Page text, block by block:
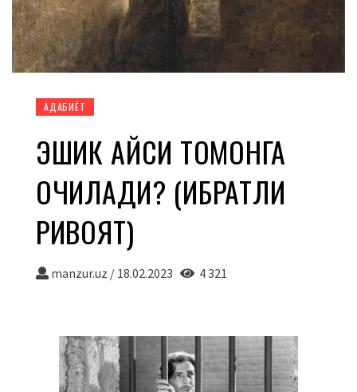
АДАБИЁТ
ЭШИК ҚАЙСИ ТОМОНГА
ОЧИЛАДИ? (ИБРАТЛИ
РИВОЯТ)
manzur.uz / 18.02.2023 4 321